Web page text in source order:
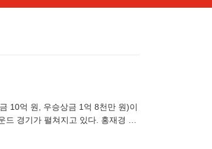
10억 원, 우승상금 1억 8천만 원)이
경기가 펼쳐지고 있다. 홍재경 아